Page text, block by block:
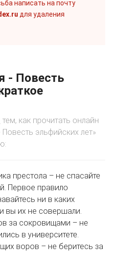
написать на почту
для удаления
- Повесть
как прочитать онлайн
эльфийских лет»
престола – не спасайте
Первое правило
ни в каких
вы их не совершали.
за сокровищами – не
в университете.
воров – не беритесь за